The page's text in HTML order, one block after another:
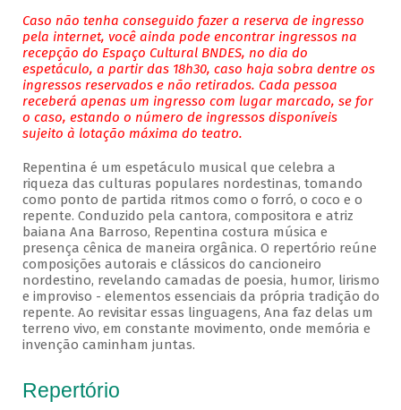
Caso não tenha conseguido fazer a reserva de ingresso
pela internet, você ainda pode encontrar ingressos na
recepção do Espaço Cultural BNDES, no dia do
espetáculo, a partir das 18h30, caso haja sobra dentre os
ingressos reservados e não retirados. Cada pessoa
receberá apenas um ingresso com lugar marcado, se for
o caso, estando o número de ingressos disponíveis
sujeito à lotação máxima do teatro.
Repentina é um espetáculo musical que celebra a
riqueza das culturas populares nordestinas, tomando
como ponto de partida ritmos como o forró, o coco e o
repente. Conduzido pela cantora, compositora e atriz
baiana Ana Barroso, Repentina costura música e
presença cênica de maneira orgânica. O repertório reúne
composições autorais e clássicos do cancioneiro
nordestino, revelando camadas de poesia, humor, lirismo
e improviso - elementos essenciais da própria tradição do
repente. Ao revisitar essas linguagens, Ana faz delas um
terreno vivo, em constante movimento, onde memória e
invenção caminham juntas.
Repertório